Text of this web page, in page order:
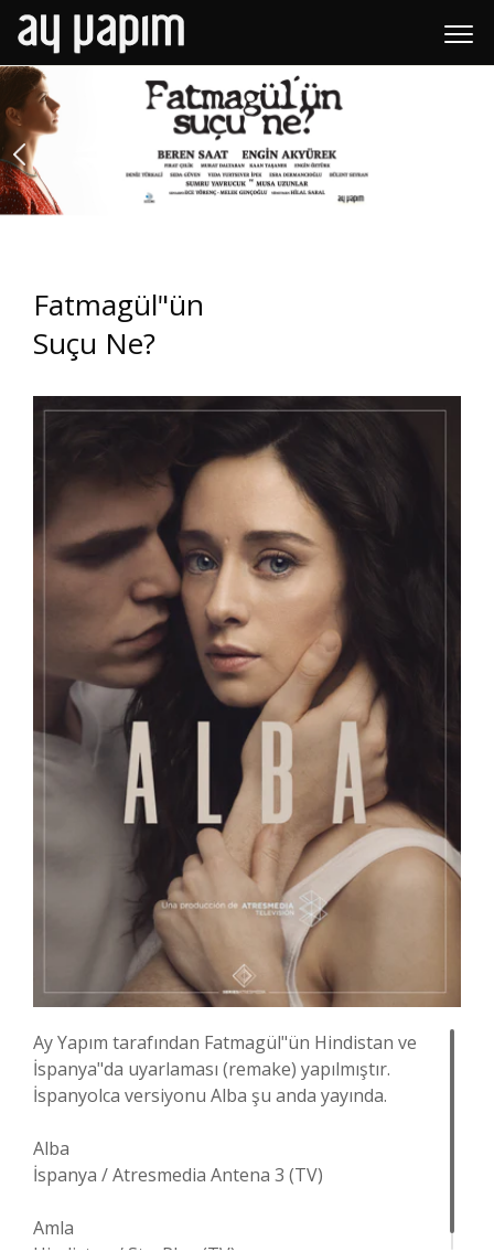
Fatmagül"ün
Suçu Ne?
Ay Yapım tarafından Fatmagül"ün Hindistan ve
İspanya"da uyarlaması (remake) yapılmıştır.
İspanyolca versiyonu Alba şu anda yayında.
Alba
İspanya / Atresmedia Antena 3 (TV)
Amla